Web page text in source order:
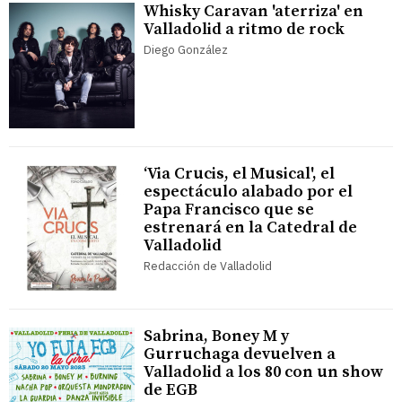
Whisky Caravan 'aterriza' en
Valladolid a ritmo de rock
Diego González
‘Via Crucis, el Musical', el
espectáculo alabado por el
Papa Francisco que se
estrenará en la Catedral de
Valladolid
Redacción de Valladolid
Sabrina, Boney M y
Gurruchaga devuelven a
Valladolid a los 80 con un show
de EGB